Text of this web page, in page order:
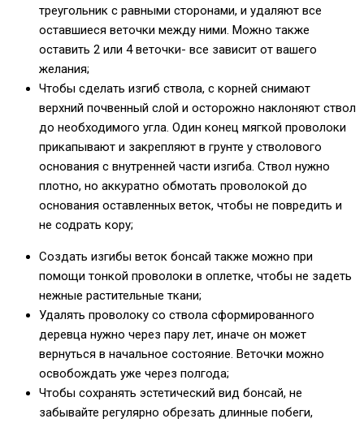
треугольник с равными сторонами, и удаляют все
оставшиеся веточки между ними. Можно также
оставить 2 или 4 веточки- все зависит от вашего
желания;
Чтобы сделать изгиб ствола, с корней снимают
верхний почвенный слой и осторожно наклоняют ствол
до необходимого угла. Один конец мягкой проволоки
прикапывают и закрепляют в грунте у стволового
основания с внутренней части изгиба. Ствол нужно
плотно, но аккуратно обмотать проволокой до
основания оставленных веток, чтобы не повредить и
не содрать кору;
Создать изгибы веток бонсай также можно при
помощи тонкой проволоки в оплетке, чтобы не задеть
нежные растительные ткани;
Удалять проволоку со ствола сформированного
деревца нужно через пару лет, иначе он может
вернуться в начальное состояние. Веточки можно
освобождать уже через полгода;
Чтобы сохранять эстетический вид бонсай, не
забывайте регулярно обрезать длинные побеги,